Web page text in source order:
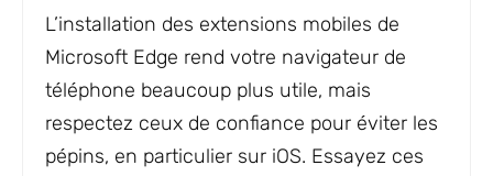
L’installation des extensions mobiles de
Microsoft Edge rend votre navigateur de
téléphone beaucoup plus utile, mais
respectez ceux de confiance pour éviter les
pépins, en particulier sur iOS. Essayez ces